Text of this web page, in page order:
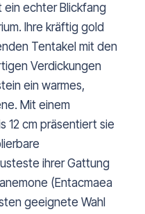
ein echter Blickfang
Ihre kräftig gold
Tentakel mit den
Verdickungen
ein warmes,
Mit einem
12 cm präsentiert sie
ihrer Gattung
(Entacmaea
geeignete Wahl